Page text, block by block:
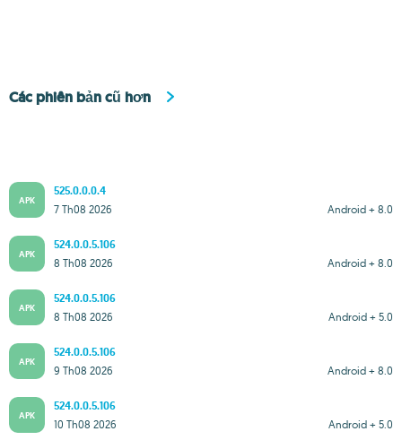
Các phiên bản cũ hơn
APK
525.0.0.0.4
Android + 8.0
7 Th08 2026
APK
524.0.0.5.106
Android + 8.0
8 Th08 2026
APK
524.0.0.5.106
Android + 5.0
8 Th08 2026
APK
524.0.0.5.106
Android + 8.0
9 Th08 2026
APK
524.0.0.5.106
Android + 5.0
10 Th08 2026